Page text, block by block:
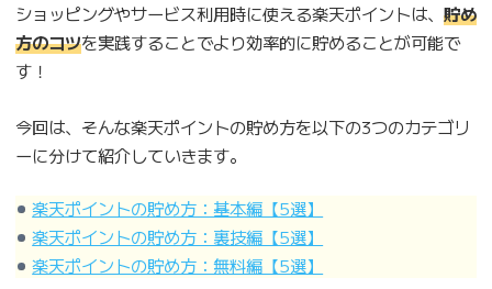
ショッピングやサービス利用時に使える楽天ポイントは、 貯め
方のコツを実践することでより効率的に貯めることが可能で
す！
今回は、そんな楽天ポイントの貯め方を以下の3つのカテゴリ
ーに分けて紹介していきます。
楽天ポイントの貯め方：基本編【5選】
楽天ポイントの貯め方：裏技編【5選】
楽天ポイントの貯め方：無料編【5選】